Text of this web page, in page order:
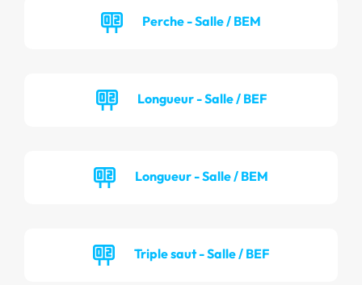
Perche - Salle / BEM
Longueur - Salle / BEF
Longueur - Salle / BEM
Triple saut - Salle / BEF